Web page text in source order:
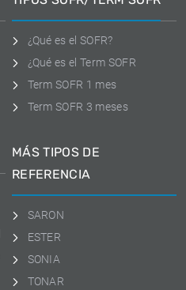
¿Qué es el SOFR?
¿Qué es el Term SOFR
Term SOFR 1 mes
Term SOFR 3 meses
MÁS TIPOS DE
REFERENCIA
SARON
ESTER
SONIA
TONAR